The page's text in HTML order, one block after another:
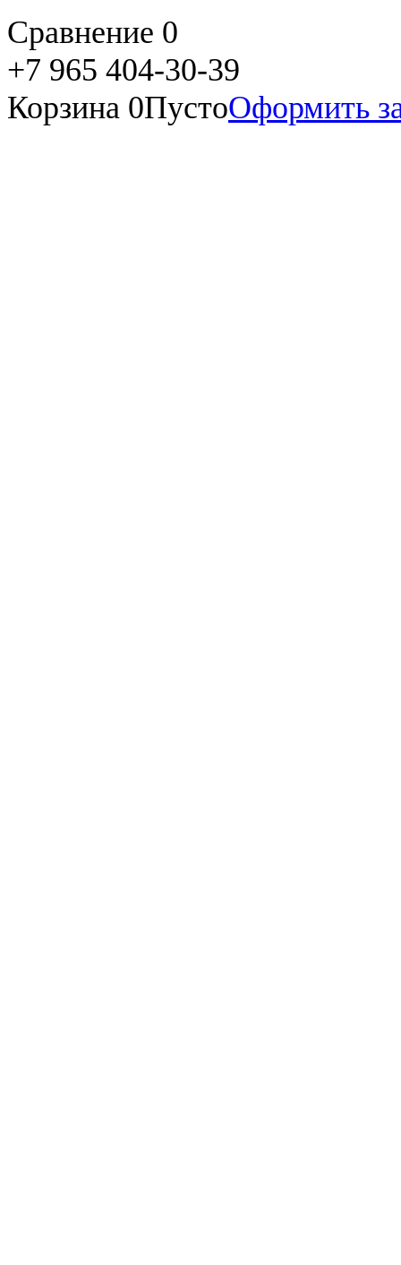
Сравнение 0
+7 965 404-30-39
Корзина 0ПустоОформить